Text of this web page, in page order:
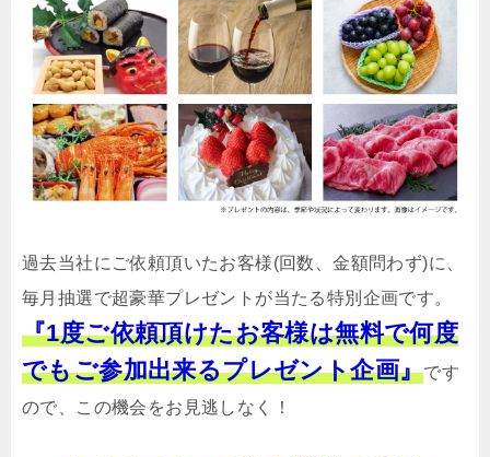
過去当社にご依頼頂いたお客様(回数、金額問わず)に、
毎月抽選で超豪華プレゼントが当たる特別企画です。
『1度ご依頼頂けたお客様は無料で何度
でもご参加出来るプレゼント企画』です
ので、この機会をお見逃しなく！